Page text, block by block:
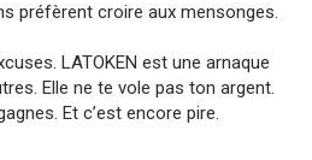
préfèrent croire aux mensonges.
LATOKEN est une arnaque
Elle ne te vole pas ton argent.
Et c’est encore pire.